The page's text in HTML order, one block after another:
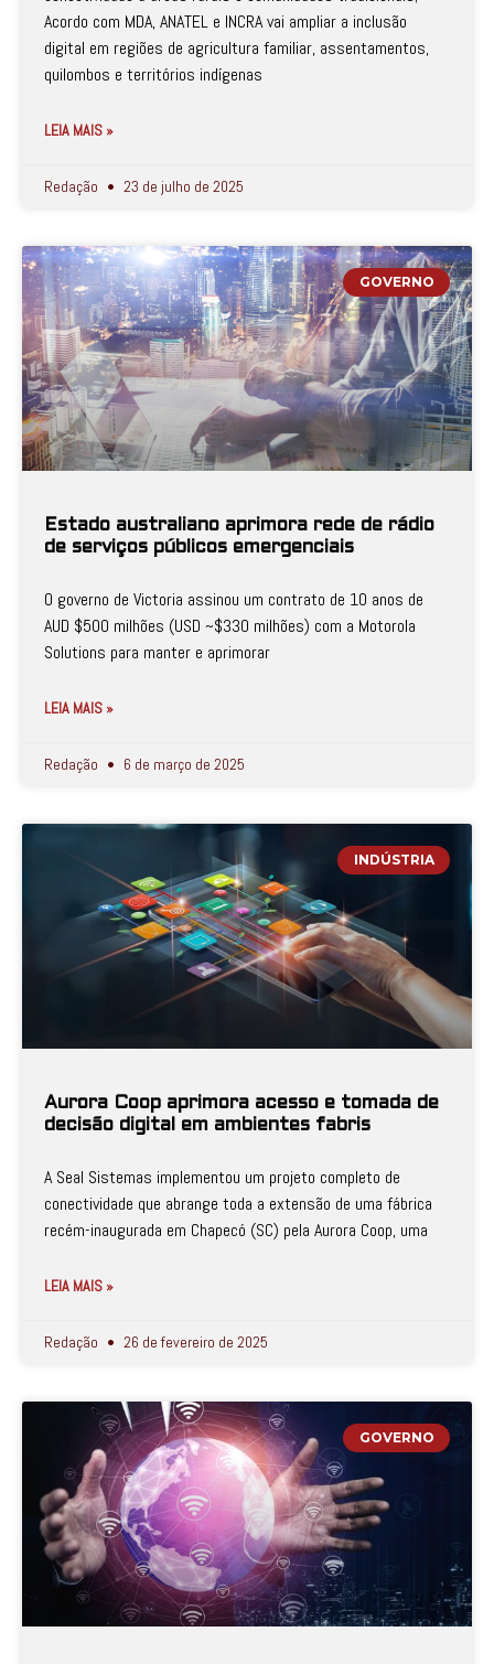
Acordo com MDA, ANATEL e INCRA vai ampliar a inclusão
digital em regiões de agricultura familiar, assentamentos,
quilombos e territórios indígenas
LEIA MAIS »
Redação 23 de julho de 2025
GOVERNO
Estado australiano aprimora rede de rádio
de serviços públicos emergenciais
O governo de Victoria assinou um contrato de 10 anos de
AUD $500 milhões (USD ~$330 milhões) com a Motorola
Solutions para manter e aprimorar
LEIA MAIS »
Redação 6 de março de 2025
INDÚSTRIA
Aurora Coop aprimora acesso e tomada de
decisão digital em ambientes fabris
A Seal Sistemas implementou um projeto completo de
conectividade que abrange toda a extensão de uma fábrica
recém-inaugurada em Chapecó (SC) pela Aurora Coop, uma
LEIA MAIS »
Redação 26 de fevereiro de 2025
GOVERNO